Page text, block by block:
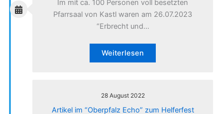
Im mit ca. 100 Personen voll besetzten
Pfarrsaal von Kastl waren am 26.07.2023
“Erbrecht und…
Weiterlesen
28 August 2022
Artikel im “Oberpfalz Echo” zum Helferfest